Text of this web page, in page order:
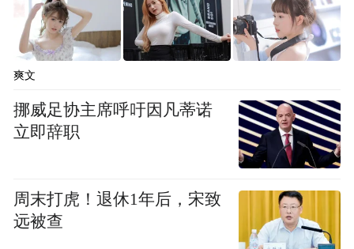
私下，陈妍希是资深浪漫影视剧的受众。她
既演，也追，因而对过去十多年里影视剧里
爱情叙事的变迁感受尤为真切：早期的偶像
剧，女主角往往都是善良单纯的，男主角则
扮演着高大上的救赎者，爱情的发生往往源
于感恩、崇拜或依赖；现在更多的故事像岑
赎与疗愈，女性角色本身变得强大，成为情
感关系中的主体。在陈妍希看来，观众先于
爽文
挪威足协主席呼吁因凡蒂诺
立即辞职
周末打虎！退休1年后，宋致
远被查